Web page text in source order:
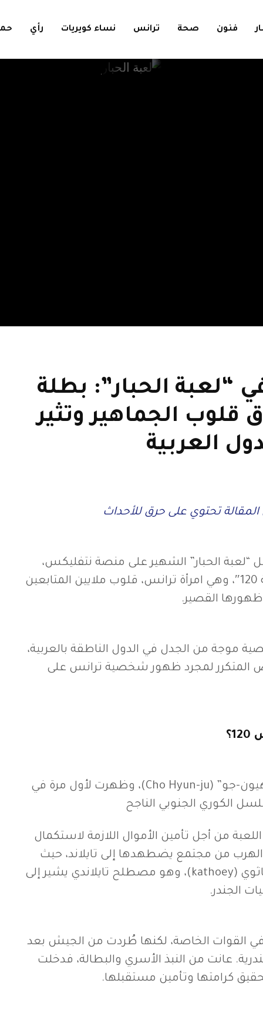
فنون صحة ترانس نساء كويريات رأي
120 في “لعبة الحبار”: بطلة
الجماهير وتثير
العربية
تحتوي على حرق للأحداث
الحبار” الشهير على منصة نتفليكس،
سرقت شخصية “اللاعبة 120″، وهي امرأة ترانس، قلوب ملايين المتابعين
القصير.
موجة من الجدل في الدول الناطقة بالعربية،
المتكرر لمجرد ظهور شخصية ترانس على
اسمها الحقيقي “تشو هيون-جو” (Cho Hyun-ju)، وظهرت لأول مرة في
الكوري الجنوبي الناجح
من أجل تأمين الأموال اللازمة لاستكمال
من مجتمع يضطهدها إلى تايلاند، حيث
تأمل أن تعيش كامرأة كاثوي (kathoey)، وهو مصطلح تايلاندي يشير إلى
الجندر.
القوات الخاصة، لكنها طُردت من الجيش بعد
عانت من النبذ الأسري والبطالة، فدخلت
كرامتها وتأمين مستقبلها.